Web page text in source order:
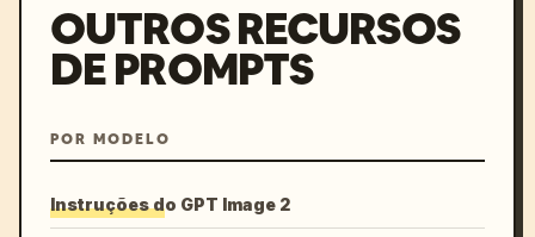
OUTROS RECURSOS
DE PROMPTS
POR MODELO
Instruções do GPT Image 2